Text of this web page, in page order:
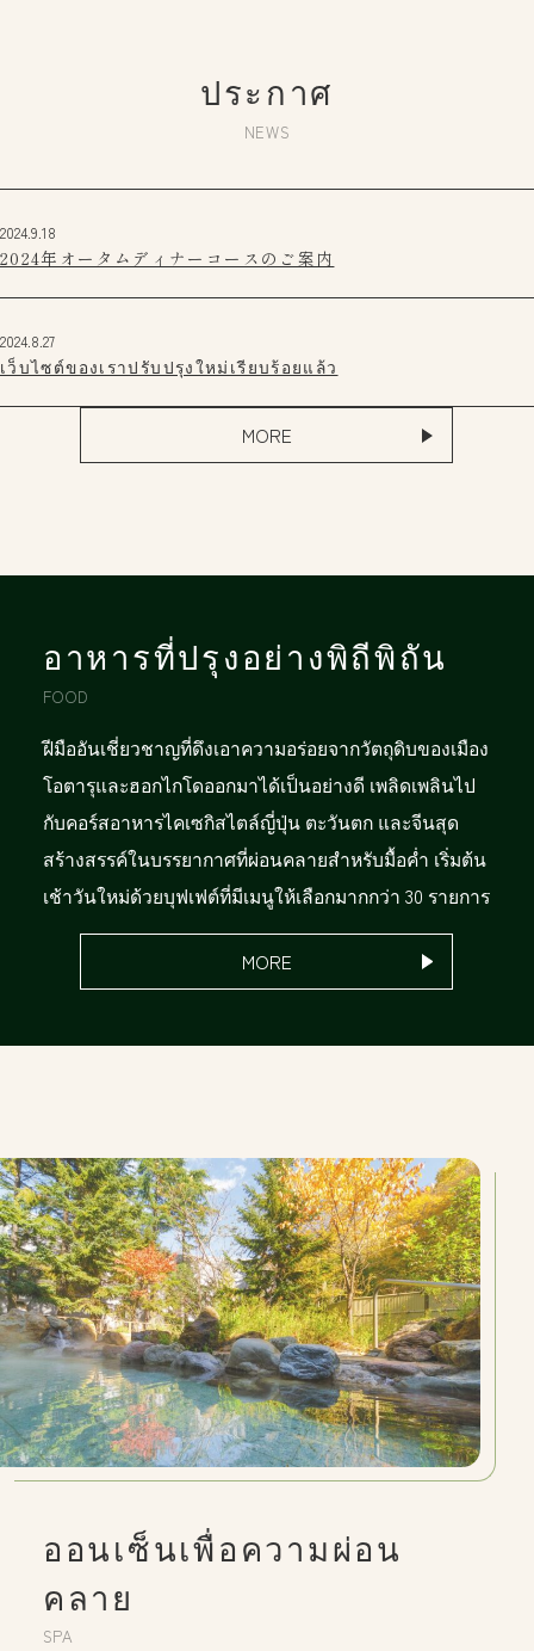
ประกาศ
NEWS
2024.9.18
2024年オータムディナーコースのご案内
2024.8.27
เว็บไซต์ของเราปรับปรุงใหม่เรียบร้อยแล้ว
MORE
อาหารที่ปรุงอย่างพิถีพิถัน
FOOD
ฝีมืออันเชี่ยวชาญที่ดึงเอาความอร่อยจากวัตถุดิบของเมือง
โอตารุและฮอกไกโดออกมาได้เป็นอย่างดี เพลิดเพลินไป
กับคอร์สอาหารไคเซกิสไตล์ญี่ปุ่น ตะวันตก และจีนสุด
สร้างสรรค์ในบรรยากาศที่ผ่อนคลายสำหรับมื้อค่ำ เริ่มต้น
เช้าวันใหม่ด้วยบุฟเฟต์ที่มีเมนูให้เลือกมากกว่า 30 รายการ
MORE
ออนเซ็นเพื่อความผ่อน
คลาย
SPA